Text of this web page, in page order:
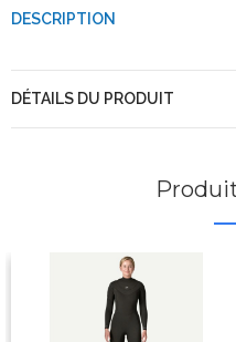
DESCRIPTION
DÉTAILS DU PRODUIT